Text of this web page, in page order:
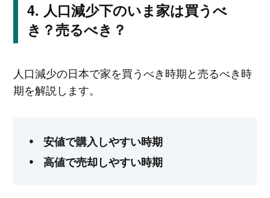
人口減少下のいま家は買うべ
き？売るべき？
人口減少の日本で家を買うべき時期と売るべき時
期を解説します。
安値で購入しやすい時期
高値で売却しやすい時期